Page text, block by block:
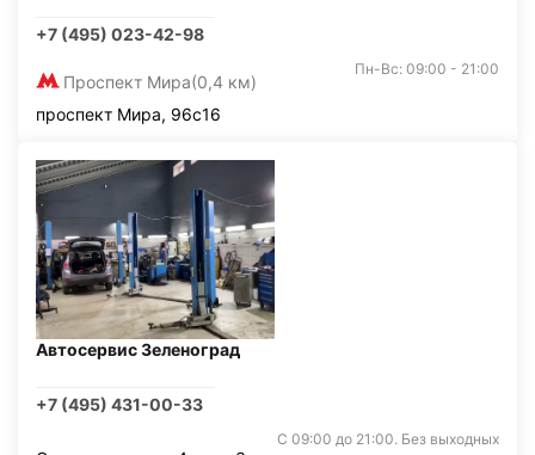
+7 (495) 023-42-98
Проспект Мира(0,4 км)
Пн-Вс: 09:00 - 21:00
проспект Мира, 96с16
Автосервис Зеленоград
+7 (495) 431-00-33
С 09:00 до 21:00. Без выходных